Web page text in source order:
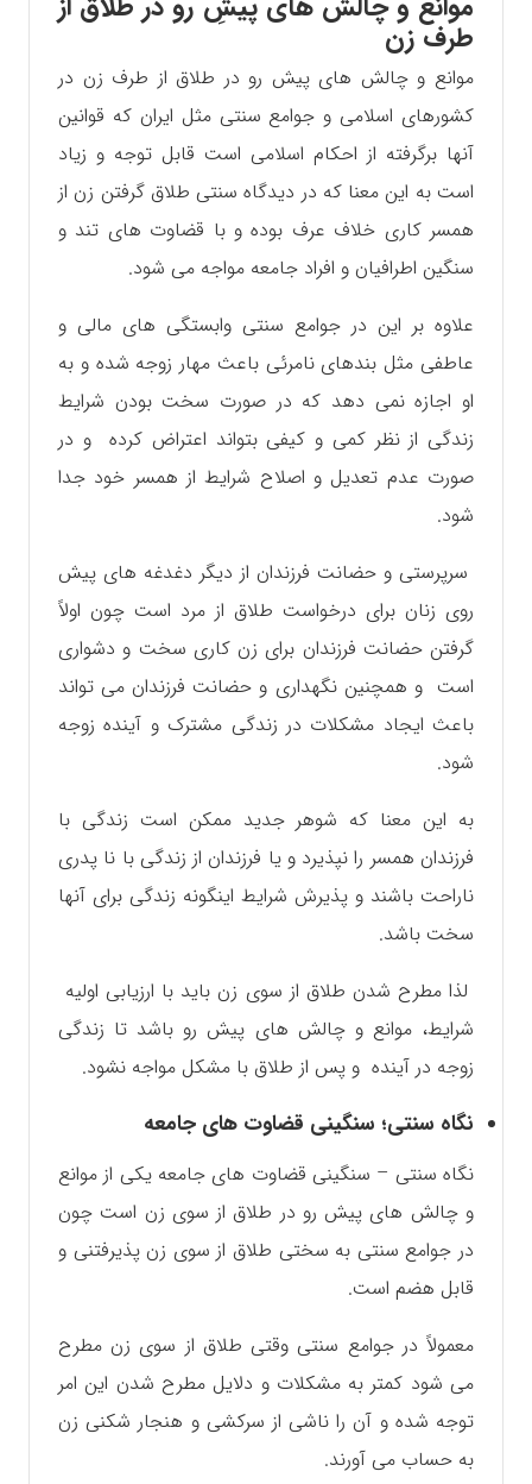
طرف زن
موانع و چالش های پیش رو در طلاق از طرف زن در
کشورهای اسلامی و جوامع سنتی مثل ایران که قوانین
آنها برگرفته از احکام اسلامی است قابل توجه و زیاد
است به این معنا که در دیدگاه سنتی طلاق گرفتن زن از
همسر کاری خلاف عرف بوده و با قضاوت های تند و
سنگین اطرافیان و افراد جامعه مواجه می شود.
علاوه بر این در جوامع سنتی وابستگی های مالی و
عاطفی مثل بندهای نامرئی باعث مهار زوجه شده و به
او اجازه نمی دهد که در صورت سخت بودن شرایط
زندگی از نظر کمی و کیفی بتواند اعتراض کرده و در
صورت عدم تعدیل و اصلاح شرایط از همسر خود جدا
شود.
سرپرستی و حضانت فرزندان از دیگر دغدغه های پیش
روی زنان برای درخواست طلاق از مرد است چون اولاً
گرفتن حضانت فرزندان برای زن کاری سخت و دشواری
است و همچنین نگهداری و حضانت فرزندان می تواند
باعث ایجاد مشکلات در زندگی مشترک و آینده زوجه
شود.
به این معنا که شوهر جدید ممکن است زندگی با
فرزندان همسر را نپذیرد و یا فرزندان از زندگی با نا پدری
ناراحت باشند و پذیرش شرایط اینگونه زندگی برای آنها
سخت باشد.
لذا مطرح شدن طلاق از سوی زن باید با ارزیابی اولیه
شرایط، موانع و چالش های پیش رو باشد تا زندگی
زوجه در آینده و ‌پس از طلاق با مشکل مواجه نشود.
نگاه سنتی؛ سنگینی قضاوت های جامعه
نگاه سنتی – سنگینی قضاوت های جامعه یکی از موانع
و چالش های پیش رو در طلاق از سوی زن است چون
در جوامع سنتی به سختی طلاق از سوی زن پذیرفتنی و
قابل هضم است.
معمولاً در جوامع سنتی وقتی طلاق از سوی زن مطرح
می شود کمتر به مشکلات و دلایل مطرح شدن این امر
توجه شده و آن را ناشی از سرکشی و هنجار شکنی زن
به حساب می آورند.